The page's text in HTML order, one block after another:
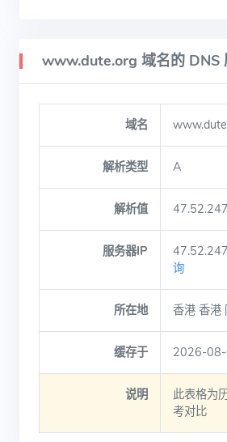
www.dute.org 域名的 DNS
域名
解析类型 A
解析值
服务器IP
询
所在地 香港 香港
缓存于 2026-
说明
此表格为
考对比